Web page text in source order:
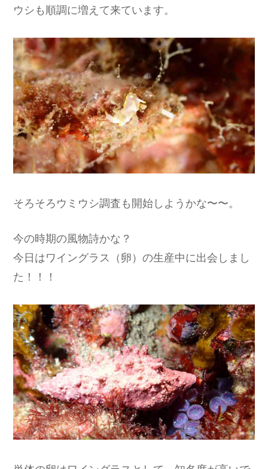
ウシも順調に増えて来ています。
そろそろウミウシ調査も開始しようかな〜〜。
今の時期の風物詩かな？
今日はワイングラス（卵）の生産中に出会しまし
た！！！